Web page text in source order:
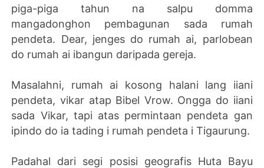
piga-piga tahun na salpu domma
mangadonghon pembagunan sada rumah
pendeta. Dear, jenges do rumah ai, parlobean
do rumah ai ibangun daripada gereja.
Masalahni, rumah ai kosong halani lang iiani
pendeta, vikar atap Bibel Vrow. Ongga do iiani
sada Vikar, tapi atas permintaan pendeta gan
ipindo do ia tading i rumah pendeta i Tigaurung.
Padahal dari segi posisi geografis Huta Bayu